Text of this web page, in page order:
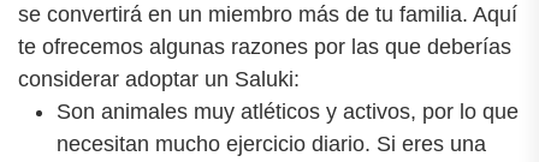
se convertirá en un miembro más de tu familia. Aquí
te ofrecemos algunas razones por las que deberías
considerar adoptar un Saluki:
Son animales muy atléticos y activos, por lo que
necesitan mucho ejercicio diario. Si eres una